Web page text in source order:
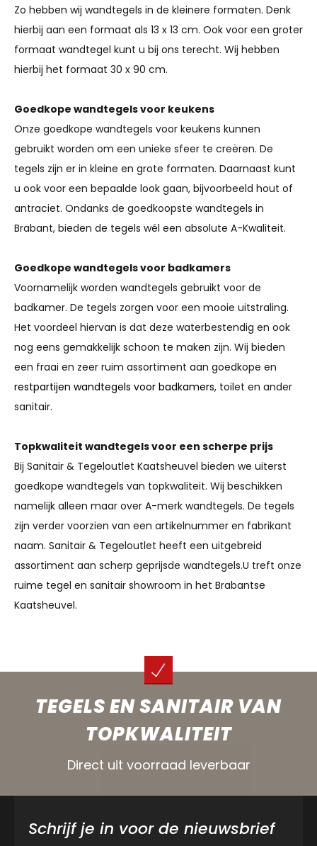
Zo hebben wij wandtegels in de kleinere formaten. Denk
hierbij aan een formaat als 13 x 13 cm. Ook voor een groter
formaat wandtegel kunt u bij ons terecht. Wij hebben
hierbij het formaat 30 x 90 cm.
Goedkope wandtegels voor keukens
Onze goedkope wandtegels voor keukens kunnen
gebruikt worden om een unieke sfeer te creëren. De
tegels zijn er in kleine en grote formaten. Daarnaast kunt
u ook voor een bepaalde look gaan, bijvoorbeeld hout of
antraciet. Ondanks de goedkoopste wandtegels in
Brabant, bieden de tegels wél een absolute A-Kwaliteit.
Goedkope wandtegels voor badkamers
Voornamelijk worden wandtegels gebruikt voor de
badkamer. De tegels zorgen voor een mooie uitstraling.
Het voordeel hiervan is dat deze waterbestendig en ook
nog eens gemakkelijk schoon te maken zijn. Wij bieden
een fraai en zeer ruim assortiment aan goedkope en
restpartijen wandtegels voor badkamers, toilet en ander
sanitair.
Topkwaliteit wandtegels voor een scherpe prijs
Bij Sanitair & Tegeloutlet Kaatsheuvel bieden we uiterst
goedkope wandtegels van topkwaliteit. Wij beschikken
namelijk alleen maar over A-merk wandtegels. De tegels
zijn verder voorzien van een artikelnummer en fabrikant
naam. Sanitair & Tegeloutlet heeft een uitgebreid
assortiment aan scherp geprijsde wandtegels.U treft onze
ruime tegel en sanitair showroom in het Brabantse
Kaatsheuvel.
TEGELS EN SANITAIR VAN
TOPKWALITEIT
Direct uit voorraad leverbaar
Schrijf je in voor de nieuwsbrief